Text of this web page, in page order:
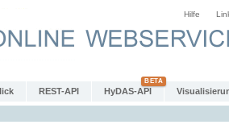
Hilfe
REST-API HyDAS-API